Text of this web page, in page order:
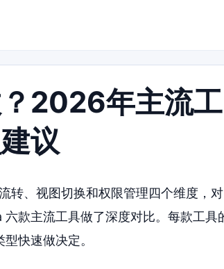
2026年主流工
议
转、视图切换和权限管理四个维度，对
款主流工具做了深度对比。每款工具
快速做决定。